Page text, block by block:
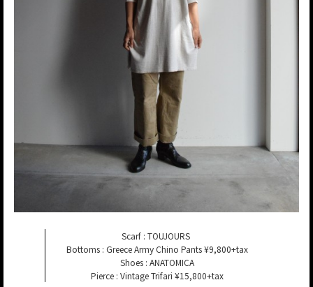
Scarf : TOUJOURS
Bottoms : Greece Army Chino Pants ¥9,800+tax
Shoes : ANATOMICA
Pierce : Vintage Trifari ¥15,800+tax